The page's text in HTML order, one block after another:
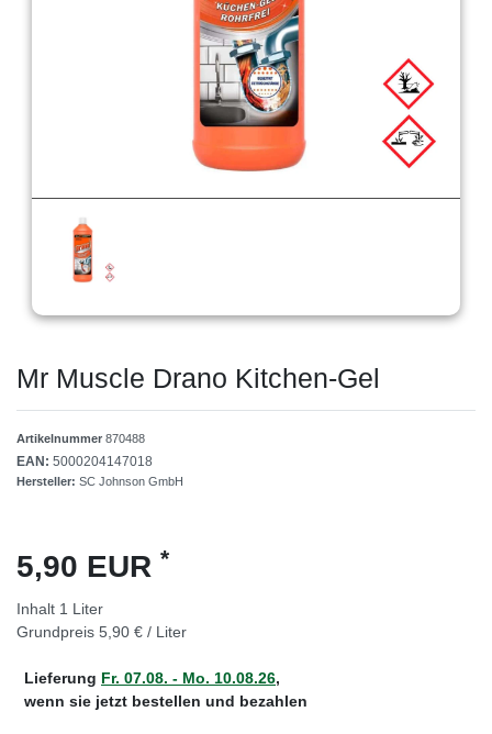
Mr Muscle Drano Kitchen-Gel
Artikelnummer 870488
EAN: 5000204147018
Hersteller: SC Johnson GmbH
5,90 EUR *
Inhalt 1 Liter
Grundpreis 5,90 € / Liter
Lieferung Fr. 07.08. - Mo. 10.08.26,
wenn sie jetzt bestellen und bezahlen